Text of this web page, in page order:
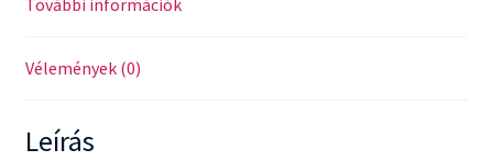
Vélemények (0)
Leírás